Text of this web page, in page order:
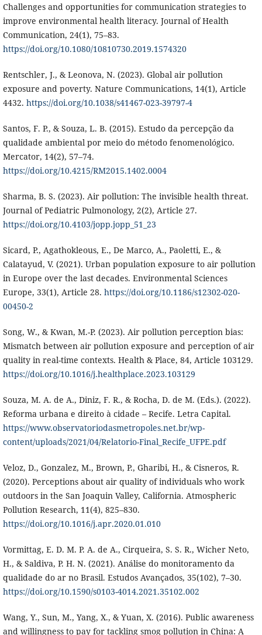
Challenges and opportunities for communication strategies to
improve environmental health literacy. Journal of Health
Communication, 24(1), 75–83.
https://doi.org/10.1080/10810730.2019.1574320
Rentschler, J., & Leonova, N. (2023). Global air pollution
exposure and poverty. Nature Communications, 14(1), Article
4432. https://doi.org/10.1038/s41467-023-39797-4
Santos, F. P., & Souza, L. B. (2015). Estudo da percepção da
qualidade ambiental por meio do método fenomenológico.
Mercator, 14(2), 57–74.
https://doi.org/10.4215/RM2015.1402.0004
Sharma, B. S. (2023). Air pollution: The invisible health threat.
Journal of Pediatric Pulmonology, 2(2), Article 27.
https://doi.org/10.4103/jopp.jopp_51_23
Sicard, P., Agathokleous, E., De Marco, A., Paoletti, E., &
Calatayud, V. (2021). Urban population exposure to air pollution
in Europe over the last decades. Environmental Sciences
Europe, 33(1), Article 28. https://doi.org/10.1186/s12302-020-
00450-2
Song, W., & Kwan, M.-P. (2023). Air pollution perception bias:
Mismatch between air pollution exposure and perception of air
quality in real-time contexts. Health & Place, 84, Article 103129.
https://doi.org/10.1016/j.healthplace.2023.103129
Souza, M. A. de A., Diniz, F. R., & Rocha, D. de M. (Eds.). (2022).
Reforma urbana e direito à cidade – Recife. Letra Capital.
https://www.observatoriodasmetropoles.net.br/wp-
content/uploads/2021/04/Relatorio-Final_Recife_UFPE.pdf
Veloz, D., Gonzalez, M., Brown, P., Gharibi, H., & Cisneros, R.
(2020). Perceptions about air quality of individuals who work
outdoors in the San Joaquin Valley, California. Atmospheric
Pollution Research, 11(4), 825–830.
https://doi.org/10.1016/j.apr.2020.01.010
Vormittag, E. D. M. P. A. de A., Cirqueira, S. S. R., Wicher Neto,
H., & Saldiva, P. H. N. (2021). Análise do monitoramento da
qualidade do ar no Brasil. Estudos Avançados, 35(102), 7–30.
https://doi.org/10.1590/s0103-4014.2021.35102.002
Wang, Y., Sun, M., Yang, X., & Yuan, X. (2016). Public awareness
and willingness to pay for tackling smog pollution in China: A